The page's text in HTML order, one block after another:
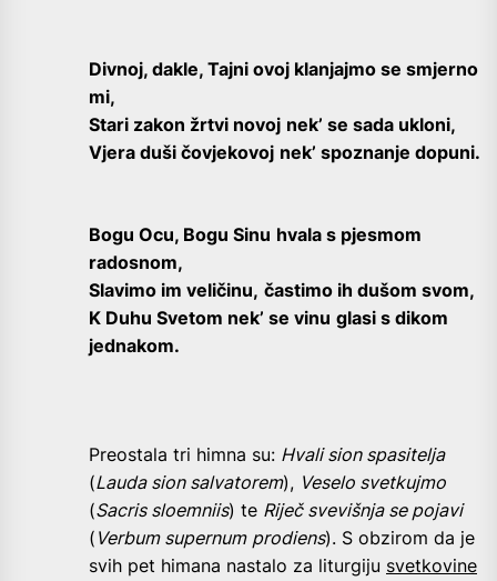
Divnoj, dakle, Tajni ovoj klanjajmo se smjerno
mi,
Stari zakon žrtvi novoj nek’ se sada ukloni,
Vjera duši čovjekovoj nek’ spoznanje dopuni.
Bogu Ocu, Bogu Sinu hvala s pjesmom
radosnom,
Slavimo im veličinu, častimo ih dušom svom,
K Duhu Svetom nek’ se vinu glasi s dikom
jednakom.
Preostala tri himna su: Hvali sion spasitelja
(Lauda sion salvatorem), Veselo svetkujmo
(Sacris sloemniis) te Riječ svevišnja se pojavi
( Verbum supernum prodiens). S obzirom da je
svih pet himana nastalo za liturgiju svetkovine